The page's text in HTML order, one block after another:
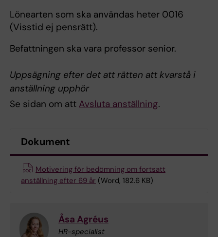
Lönearten som ska användas heter 0016
(Visstid ej pensrätt).
Befattningen ska vara professor senior.
Uppsägning efter det att rätten att kvarstå i
anställning upphör
Se sidan om att Avsluta anställning.
Dokument
Motivering för bedömning om fortsatt
anställning efter 69 år (Word, 182.6 KB)
Åsa Agréus
HR-specialist